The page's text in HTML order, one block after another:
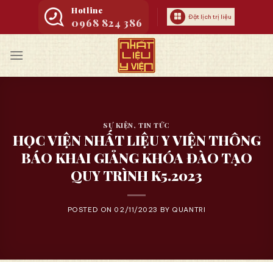
content
Hotline
0968 824 386 Đặt lịch trị liệu
SỰ KIỆN,TIN TỨC
HỌC VIỆN NHẤT LIỆU Y VIỆN THÔNG
BÁO KHAI GIẢNG KHÓA ĐÀO TẠO
QUY TRÌNH K5.2023
POSTED ON 02/11/2023 BY QUANTRI